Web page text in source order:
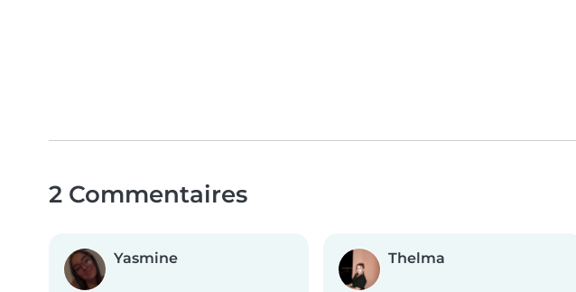
2 Commentaires
Yasmine Thelma